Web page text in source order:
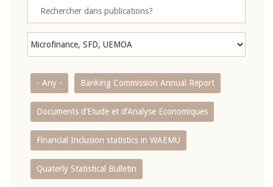
- Any - Banking Commission Annual Report
Documents d’Etude et d’Analyse Economiques
Financial Inclusion statistics in WAEMU
Quaterly Statistical Bulletin